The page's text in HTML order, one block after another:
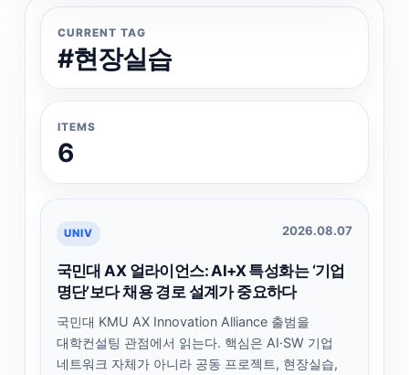
CURRENT TAG
#현장실습
ITEMS
6
UNIV 2026.08.07
국민대 AX 얼라이언스: AI+X 특성화는 ‘기업
명단’보다 채용 경로 설계가 중요하다
국민대 KMU AX Innovation Alliance 출범을
대학컨설팅 관점에서 읽는다. 핵심은 AI·SW 기업
네트워크 자체가 아니라 공동 프로젝트, 현장실습,